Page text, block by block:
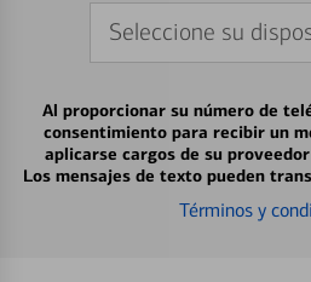
Seleccione su
Al proporcionar su número de
consentimiento para recibir un
aplicarse cargos de su
Los mensajes de texto pueden
Términos y